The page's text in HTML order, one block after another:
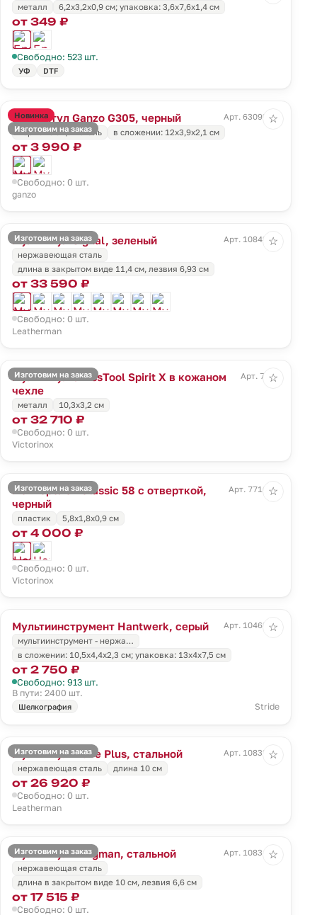
металл
6,2x3,2x0,9 см; упаковка: 3,6x7,6x1,4 см
от 349 ₽
Свободно: 523 шт.
УФ DTF
Новинка
Изготовим на заказ
Мультитул Ganzo G305, черный
Арт. 63092.30
нержавеющая сталь
в сложении: 12х3,9х2,1 см
от 3 990 ₽
Свободно: 0 шт.
ganzo
☆
Изготовим на заказ
Мультитул Signal, зеленый
Арт. 10842.90
нержавеющая сталь
длина в закрытом виде 11,4 см, лезвия 6,93 см
от 33 590 ₽
Свободно: 0 шт.
Leatherman
☆
Изготовим на заказ
Мультитул SwissTool Spirit X в кожаном
чехле
Арт. 7708
металл 10,3х3,2 см
от 32 710 ₽
Свободно: 0 шт.
Victorinox
☆
Изготовим на заказ
Нож-брелок Classic 58 с отверткой,
черный
Арт. 7716.30
пластик 5,8x1,8x0,9 см
от 4 000 ₽
Свободно: 0 шт.
Victorinox
☆
Мультиинструмент Hantwerk, серый
Арт. 10462.10
мультиинструмент - нержа…
в сложении: 10,5х4,4х2,3 см; упаковка: 13х4х7,5 см
от 2 750 ₽
Свободно: 913 шт.
В пути: 2400 шт.
Шелкография Stride
☆
Изготовим на заказ
Мультитул Wave Plus, стальной
Арт. 10832.10
нержавеющая сталь
длина 10 см
от 26 920 ₽
Свободно: 0 шт.
Leatherman
☆
Изготовим на заказ
Мультитул Wingman, стальной
Арт. 10834.10
нержавеющая сталь
длина в закрытом виде 10 см, лезвия 6,6 см
от 17 515 ₽
Свободно: 0 шт.
☆